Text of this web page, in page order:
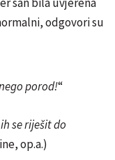
odgovori su
porod!“
se riješit do
op.a.)